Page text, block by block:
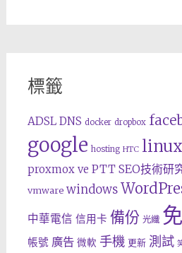
標籤
ADSL DNS docker dropbox
google hosting HTC linux
proxmox ve PTT SEO技術研
vmware windows
中華電信 信用卡 備份 光纖
帳號 廣告 微軟 手機 更新 測試